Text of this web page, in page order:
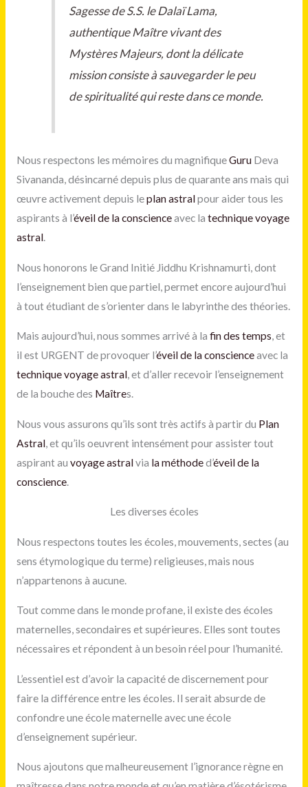
Sagesse de S.S. le Dalaï Lama,
authentique Maître vivant des
Mystères Majeurs, dont la délicate
mission consiste à sauvegarder le peu
de spiritualité qui reste dans ce monde.
Nous respectons les mémoires du magnifiqueGuruDeva
Sivananda, désincarné depuis plus de quarante ans mais qui
œuvre activement depuis leplan astralpour aider tous les
aspirants à l’éveil de la conscienceavec la technique voyage
astral.
Nous honorons le Grand Initié Jiddhu Krishnamurti, dont
l’enseignement bien que partiel, permet encore aujourd’hui
à tout étudiant de s’orienter dans le labyrinthe des théories.
Mais aujourd’hui, nous sommes arrivé à la fin des temps, et
il est URGENT de provoquer l’éveil de la conscienceavec la
technique voyage astral, et d’aller recevoir l’enseignement
de la bouche des Maîtres.
Nous vous assurons qu’ils sont très actifs à partir du Plan
Astral, et qu’ils oeuvrent intensément pour assister tout
aspirant au voyage astralvia la méthoded’éveil de la
conscience.
Les diverses écoles
Nous respectons toutes les écoles, mouvements, sectes (au
sens étymologique du terme) religieuses, mais nous
n’appartenons à aucune.
Tout comme dans le monde profane, il existe des écoles
maternelles, secondaires et supérieures. Elles sont toutes
nécessaires et répondent à un besoin réel pour l’humanité.
L’essentiel est d’avoir la capacité de discernement pour
faire la différence entre les écoles. Il serait absurde de
confondre une école maternelle avec une école
d’enseignement supérieur.
Nous ajoutons que malheureusement l’ignorance règne en